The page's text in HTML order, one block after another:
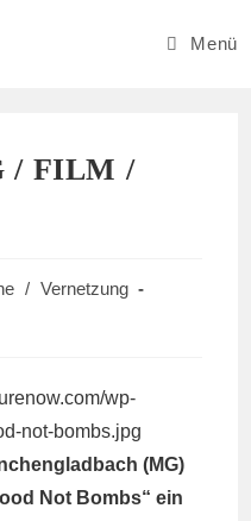
Menü
/ FILM /
/ Vernetzung
(MG)
Not Bombs“ ein